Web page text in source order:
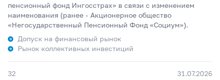
пенсионный фонд Ингосстрах» в связи с изменением
наименования (ранее - Акционерное общество
«Негосударственный Пенсионный Фонд «Социум»).
Допуск на финансовый рынок
Рынок коллективных инвестиций
32 31.07.2026